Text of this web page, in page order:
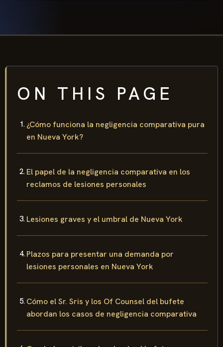
ON THIS PAGE
¿Cómo funciona la negligencia comparativa pura
en Nueva York?
El papel de la negligencia comparativa en los
reclamos de lesiones personales
Lesiones graves y el umbral de Nueva York
Plazos para presentar una demanda por
lesiones personales en Nueva York
Cómo el Sr. Sris y los Of Counsel del bufete
abordan los casos de negligencia comparativa